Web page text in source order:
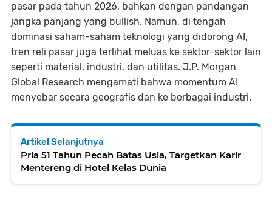
pasar pada tahun 2026, bahkan dengan pandangan
jangka panjang yang bullish. Namun, di tengah
dominasi saham-saham teknologi yang didorong AI,
tren reli pasar juga terlihat meluas ke sektor-sektor lain
seperti material, industri, dan utilitas. J.P. Morgan
Global Research mengamati bahwa momentum AI
menyebar secara geografis dan ke berbagai industri.
Artikel Selanjutnya
Pria 51 Tahun Pecah Batas Usia, Targetkan Karir
Mentereng di Hotel Kelas Dunia